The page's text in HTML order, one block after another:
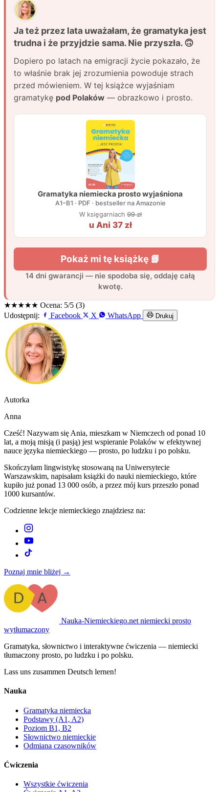
★★★★★ Ocena: 5/5 (3)
Udostępnij:
Facebook X WhatsApp Drukuj
Autorka
Anna
Cześć! Nazywam się Ania, mieszkam w Niemczech od ponad 10
lat, a moją misją (i pasją) jest wspieranie Polaków w efektywnej
nauce języka niemieckiego — prosto, po ludzku i po polsku.
Skończyłam lingwistykę stosowaną na Uniwersytecie
Warszawskim, napisałam książki do nauki niemieckiego, które
kupiło już ponad 13 000 osób, a przez mój kurs przeszło ponad
1000 kursantów.
Codzienne lekcje niemieckiego znajdziesz na:
Poznaj mnie bliżej →
Nauka-Niemieckiego.net niemiecki prosto
wytłumaczony
Gramatyka, słownictwo i interaktywne ćwiczenia — niemiecki
tłumaczony prosto, po ludzku i po polsku.
Lass uns zusammen Deutsch lernen!
Nauka
Gramatyka niemiecka
Podstawy (A1, A2)
Poziom B1, B2
Słownictwo niemieckie
Odmiana czasowników
Ćwiczenia
Wszystkie ćwiczenia